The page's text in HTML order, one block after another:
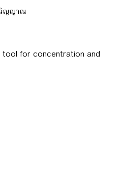
วิญญาณ
tool for concentration and